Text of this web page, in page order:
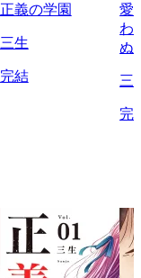
正義の学園
三生
完結
愛
わ
ぬ
三
完